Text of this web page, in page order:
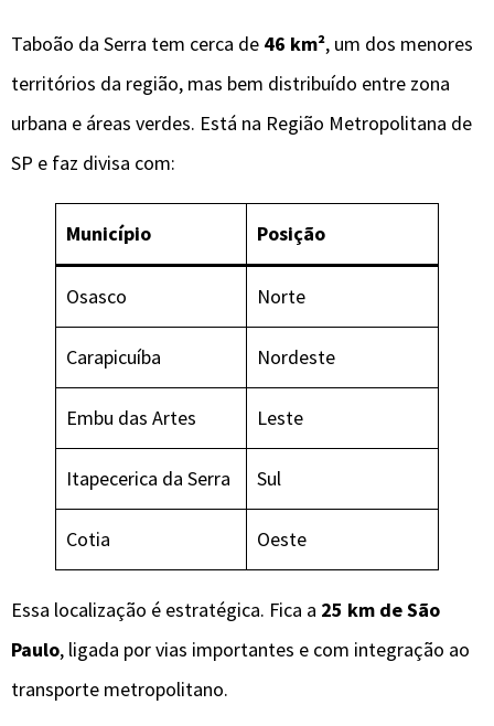
Taboão da Serra tem cerca de 46 km², um dos menores
territórios da região, mas bem distribuído entre zona
urbana e áreas verdes. Está na Região Metropolitana de
SP e faz divisa com:
Município Posição
Osasco Norte
Carapicuíba Nordeste
Embu das Artes Leste
Itapecerica da Serra Sul
Cotia Oeste
Essa localização é estratégica. Fica a 25 km de São
Paulo, ligada por vias importantes e com integração ao
transporte metropolitano.